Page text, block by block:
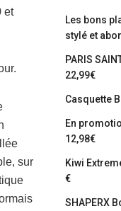
et
sur
Les bons
stylé et
PARIS
22,99€
Casquette
En
12,98€
Kiwi
€
SHAPERX